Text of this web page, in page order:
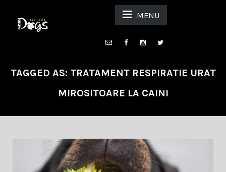
MENU
TAGGED AS: TRATAMENT RESPIRATIE URAT
MIROSITOARE LA CAINI